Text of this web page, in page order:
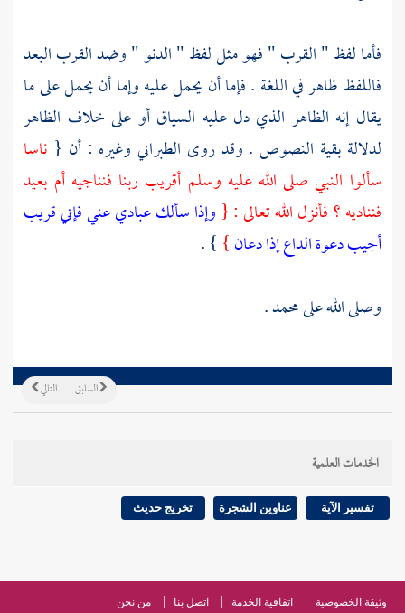
فأما لفظ " القرب " فهو مثل لفظ " الدنو " وضد القرب البعد
فاللفظ ظاهر في اللغة . فإما أن يحمل عليه وإما أن يحمل على ما
يقال إنه الظاهر الذي دل عليه السياق أو على خلاف الظاهر
لدلالة بقية النصوص . وقد روى الطبراني وغيره : أن { ناسا
سألوا النبي صلى الله عليه وسلم أقريب ربنا فنناجيه أم بعيد
فنناديه ؟ فأنزل الله تعالى : { وإذا سألك عبادي عني فإني قريب
أجيب دعوة الداع إذا دعان}
} .
وصلى الله علىمحمد.
التالي السابق
الخدمات العلمية
تفسير الآية عناوين الشجرة تخريج حديث
وثيقة الخصوصية اتفاقية الخدمة اتصل بنا من نحن